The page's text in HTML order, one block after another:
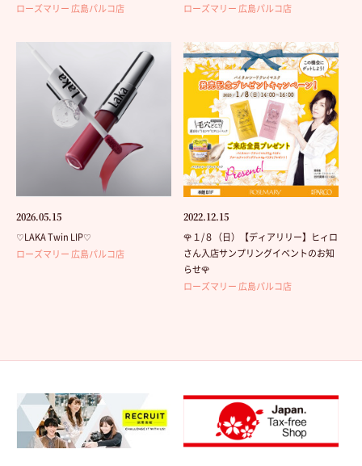
ローズマリー 広島パルコ店
ローズマリー 広島パルコ店
2026.05.15
♡LAKA Twin LIP♡
ローズマリー 広島パルコ店
2022.12.15
🌹１/８（日）【ディアリリー】ヒィロ
さん入店サンプリングイベントのお知
らせ🌹
ローズマリー 広島パルコ店